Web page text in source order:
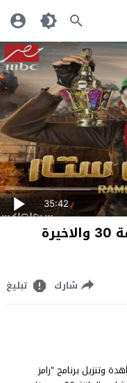
35:42
شارك تبليغ
الحلقة 30 كاملة مشاهدة وتنزيل برنامج "رامز